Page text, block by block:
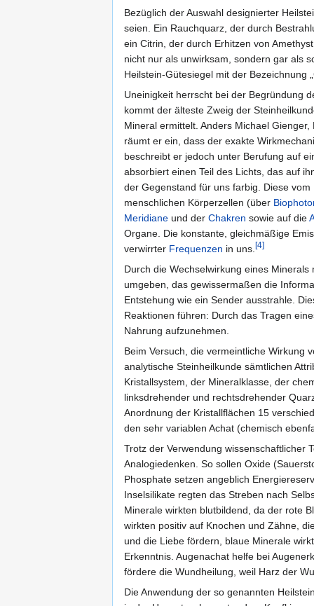
Bezüglich der Auswahl designierter
seien. Ein Rauchquarz, der durch
ein Citrin, der durch Erhitzen von
nicht nur als unwirksam, sondern gar als
Heilstein-Gütesiegel mit der Bezeichnung
Uneinigkeit herrscht bei der Begründung
kommt der älteste Zweig der
Mineral ermittelt. Anders Michael
räumt er ein, dass der exakte
beschreibt er jedoch unter Berufung auf
absorbiert einen Teil des Lichts, das auf
der Gegenstand für uns farbig. Diese
menschlichen Körperzellen (über
Meridiane und der Chakren sowie auf die
Organe. Die konstante, gleichmäßige
verwirrter Frequenzen in uns.[4]
Durch die Wechselwirkung eines
umgeben, das gewissermaßen die
Entstehung wie ein Sender ausstrahle.
Reaktionen führen: Durch das Tragen
Nahrung aufzunehmen.
Beim Versuch, die vermeintliche Wirkung
analytische Steinheilkunde sämtlichen
Kristallsystem, der Mineralklasse, der
linksdrehender und rechtsdrehender
Anordnung der Kristallflächen 15
den sehr variablen Achat (chemisch
Trotz der Verwendung wissenschaftlicher
Analogiedenken. So sollen Oxide
Phosphate setzen angeblich
Inselsilikate regten das Streben nach
Minerale wirkten blutbildend, da der rote
wirkten positiv auf Knochen und Zähne,
und die Liebe fördern, blaue Minerale
Erkenntnis. Augenachat helfe bei
fördere die Wundheilung, weil Harz der
Die Anwendung der so genannten